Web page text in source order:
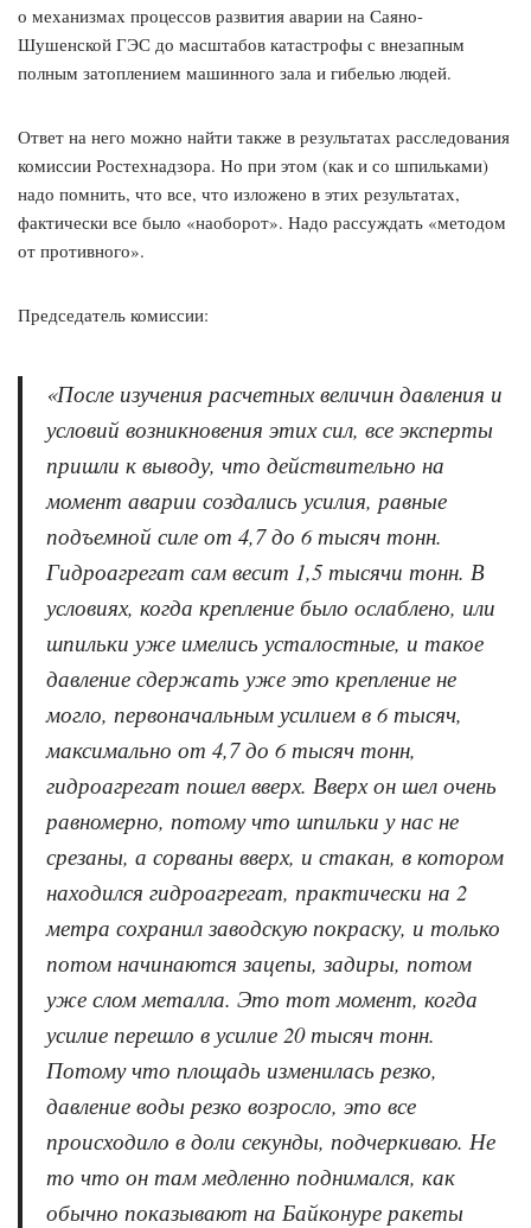
о механизмах процессов развития аварии на Саяно-
Шушенской ГЭС до масштабов катастрофы с внезапным
полным затоплением машинного зала и гибелью людей.
Ответ на него можно найти также в результатах расследования
комиссии Ростехнадзора. Но при этом (как и со шпильками)
надо помнить, что все, что изложено в этих результатах,
фактически все было «наоборот». Надо рассуждать «методом
от противного».
Председатель комиссии:
«После изучения расчетных величин давления и
условий возникновения этих сил, все эксперты
пришли к выводу, что действительно на
момент аварии создались усилия, равные
подъемной силе от 4,7 до 6 тысяч тонн.
Гидроагрегат сам весит 1,5 тысячи тонн. В
условиях, когда крепление было ослаблено, или
шпильки уже имелись усталостные, и такое
давление сдержать уже это крепление не
могло, первоначальным усилием в 6 тысяч,
максимально от 4,7 до 6 тысяч тонн,
гидроагрегат пошел вверх. Вверх он шел очень
равномерно, потому что шпильки у нас не
срезаны, а сорваны вверх, и стакан, в котором
находился гидроагрегат, практически на 2
метра сохранил заводскую покраску, и только
потом начинаются зацепы, задиры, потом
уже слом металла. Это тот момент, когда
усилие перешло в усилие 20 тысяч тонн.
Потому что площадь изменилась резко,
давление воды резко возросло, это все
происходило в доли секунды, подчеркиваю. Не
то что он там медленно поднимался, как
обычно показывают на Байконуре ракеты